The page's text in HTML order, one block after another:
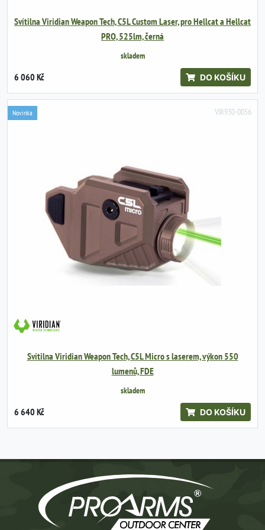
Svítilna Viridian Weapon Tech, C5L Custom Laser, pro Hellcat a Hellcat
PRO, 525lm, černá
skladem
6 060 Kč DO KOŠÍKU
VIR930-0056
Novinka
Svítilna Viridian Weapon Tech, C5L Micro s laserem, výkon 550
lumenů, FDE
skladem
6 640 Kč DO KOŠÍKU